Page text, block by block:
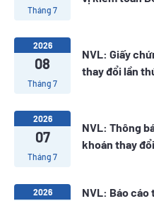
Tháng 7
2026
08
Tháng 7
NVL: Giấy
thay đổi lần
2026
07
Tháng 7
NVL: Thông
khoán thay
2026
NVL: Báo cáo